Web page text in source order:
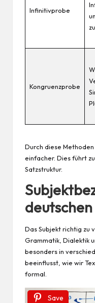
Infinitivprobe
Kongruenzprobe
Durch diese
einfacher. Dies führt
Satzstruktur.
Das Subjekt richtig zu
Grammatik, Dialektik
besonders in
beeinflusst, wie wir
formal.
Save